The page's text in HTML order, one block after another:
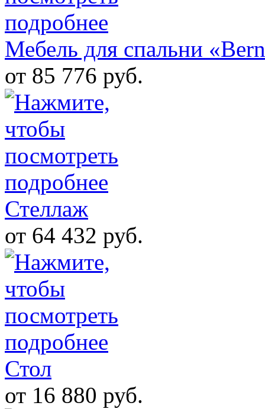
Мебель для спальни
от 85 776 руб.
Стеллаж
от 64 432 руб.
Стол
от 16 880 руб.